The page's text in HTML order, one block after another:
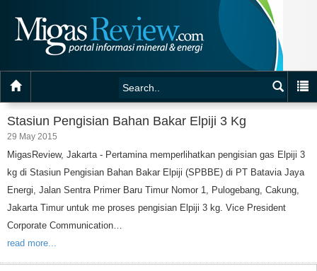
Stasiun Pengisian Bahan Bakar Elpiji 3 Kg
29 May 2015
MigasReview, Jakarta - Pertamina memperlihatkan pengisian gas Elpiji 3
kg di Stasiun Pengisian Bahan Bakar Elpiji (SPBBE) di PT Batavia Jaya
Energi, Jalan Sentra Primer Baru Timur Nomor 1, Pulogebang, Cakung,
Jakarta Timur untuk me proses pengisian Elpiji 3 kg. Vice President
Corporate Communication…
read more...